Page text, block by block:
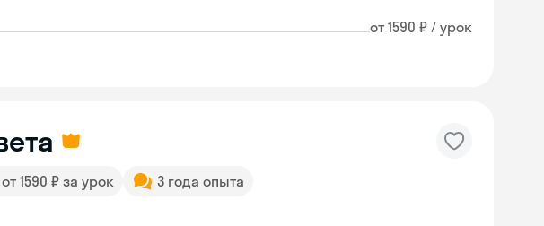
от 1590 ₽ / урок
от 1590 ₽ за урок 3 года опыта